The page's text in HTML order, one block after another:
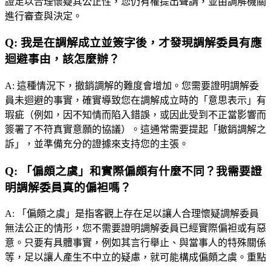
進行審查與決定。
Q: 我是在調解成立並簽字後，才發現調解委員有應
迴避事由，該怎麼辦？
A: 這種情況下，撤銷調解的難度會增加。您需要證明調解委
員未迴避的事實，確實導致您在調解成立時的「意思表示」有
瑕疵（例如，因不知情而陷入錯誤，或因此受到不正當影響而
簽署了不符真實意願的協議）。這通常需要提起「撤銷調解之
訴」，並準備充分的證據來支持您的主張。
Q:
「偏頗之虞」和實際偏頗有什麼不同？我需要證
明調解委員真的偏袒嗎？
A:
「偏頗之虞」是指客觀上存在足以讓人合理懷疑調解委員
無法公正的情形，您不需要證明調解委員已經實際偏袒或有惡
意。只要有具體事實，例如其言行舉止、與當事人的特殊關係
等，足以讓人產生不中立的疑慮，就可能構成偏頗之虞。重點